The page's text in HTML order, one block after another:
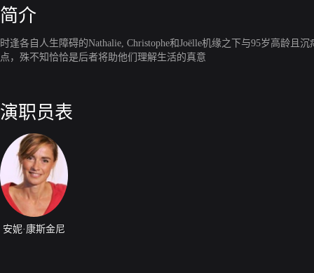
简介
时逢各自人生障碍的Nathalie, Christophe和Joëlle机缘之下与95岁高龄
点，殊不知恰恰是后者将助他们理解生活的真意
演职员表
安妮·康斯金尼